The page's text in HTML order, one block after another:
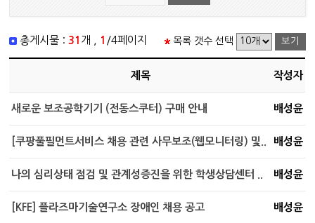
총게시물 :31 개 , 1 /4페이지 목록 갯수 선택
제목 작성자
새로운 보조공학기기 (전동스쿠터) 구매 안내 배성윤
[쿠팡풀필먼트서비스 채용 관련 사무보조(웹모니터링) 및.. 배성윤
나의 심리상태 점검 및 관계성증진을 위한 학생상담센터 .. 배성윤
[KFE] 플라즈마기술연구소 장애인 채용 공고 배성윤